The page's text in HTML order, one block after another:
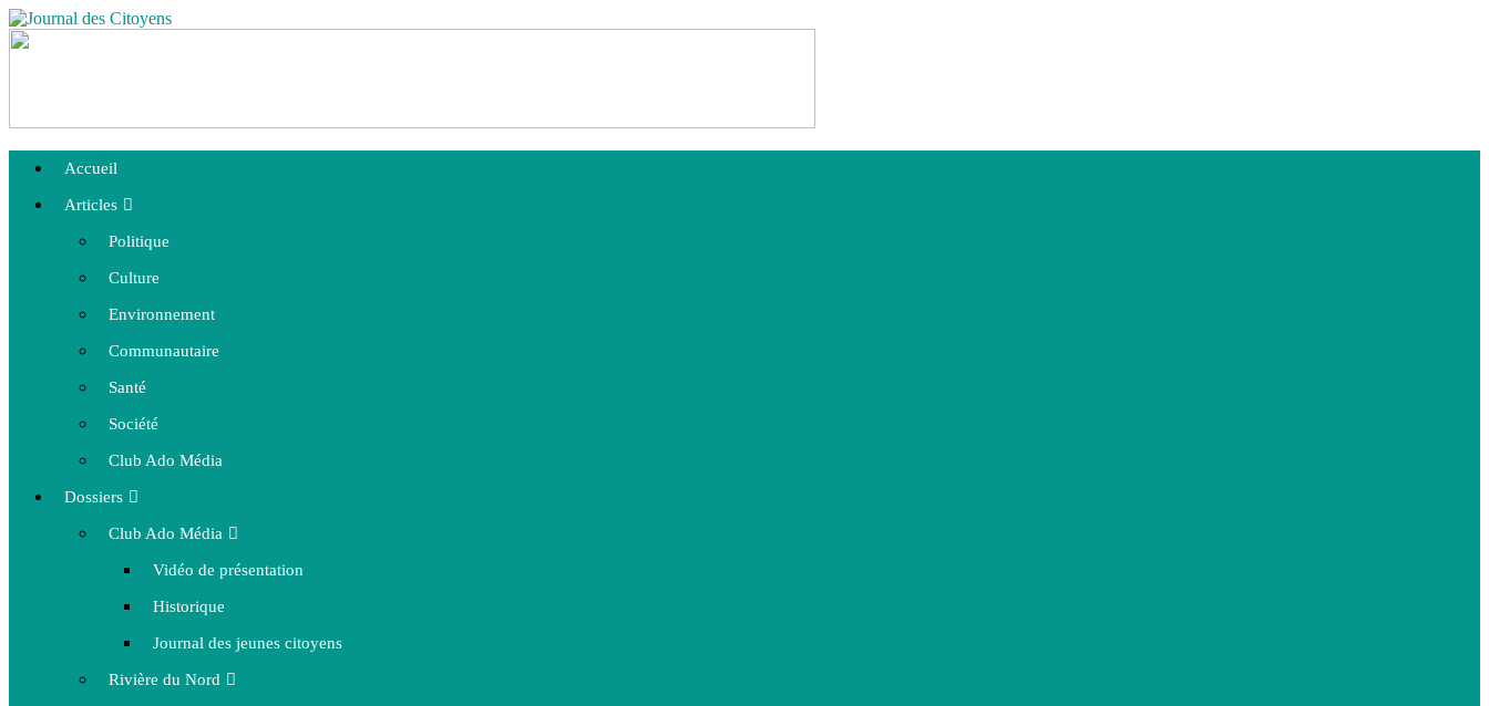
Accueil
Articles
Politique
Culture
Environnement
Communautaire
Santé
Société
Club Ado Média
Dossiers
Club Ado Média
Vidéo de présentation
Historique
Journal des jeunes citoyens
Rivière du Nord